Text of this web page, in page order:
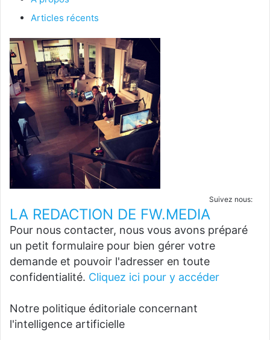
Articles récents
Suivez nous:
LA REDACTION DE FW.MEDIA
Pour nous contacter, nous vous avons préparé
un petit formulaire pour bien gérer votre
demande et pouvoir l'adresser en toute
confidentialité. Cliquez ici pour y accéder
Notre politique éditoriale concernant
l'intelligence artificielle